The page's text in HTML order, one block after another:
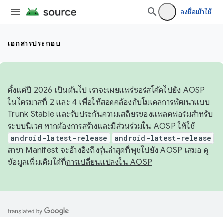
ลงชื่อเข้าใช้
เอกสารประกอบ
ตั้งแต่ปี 2026 เป็นต้นไป เราจะเผยแพร่ซอร์สโค้ดไปยัง AOSP
ในไตรมาสที่ 2 และ 4 เพื่อให้สอดคล้องกับโมเดลการพัฒนาแบบ
Trunk Stable และรับประกันความเสถียรของแพลตฟอร์มสำหรับ
ระบบนิเวศ หากต้องการสร้างและมีส่วนร่วมใน AOSP ให้ใช้
android-latest-release android-latest-release
สาขา Manifest จะอ้างอิงถึงรุ่นล่าสุดที่พุชไปยัง AOSP เสมอ ดู
ข้อมูลเพิ่มเติมได้ที่การเปลี่ยนแปลงใน AOSP